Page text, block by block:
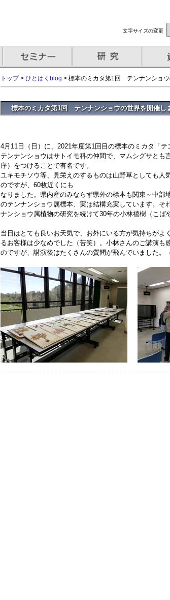
文字サイズの変更
トップ> ひとはくblog > 標本のミカタ第1回 テンナンショウ
標本のミカタ第1回 テンナンショウの世界を開催し
4月11日（日）に、2021年度第1回目の標本のミカタ「テ
テンナンショウはサトイモ科の仲間で、マムシグサと
序）をつけることで有名です。
ユキモチソウ等、見栄えのするものは山野草としても
のですが、60枚近くにも
なりました。県内産のみならず県外の標本も関東～中部
のテンナンショウ属標本、実は結構充実しています。
ナンショウ属植物の研究を続けて30年の小林禧樹（こば
当日はとても良いお天気で、お外にいる方が気持ちが
るお客様は少なめでした（苦笑）。小林さんのご講演
のですが、講演後はたくさんの質問が飛んでいました